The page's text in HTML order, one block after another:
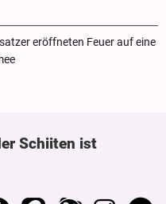
eröffneten Feuer auf eine
Schiiten ist